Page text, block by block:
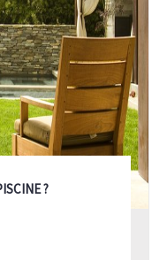
?